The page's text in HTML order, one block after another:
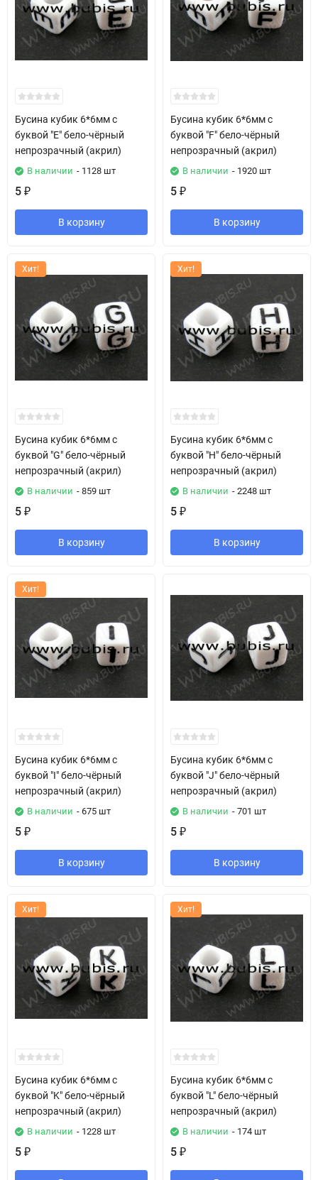
Бусина кубик 6*6мм с
буквой "E" бело-чёрный
непрозрачный (акрил)
В наличии - 1128 шт
5 ₽
В корзину
Бусина кубик 6*6мм с
буквой "F" бело-чёрный
непрозрачный (акрил)
В наличии - 1920 шт
5 ₽
В корзину
Хит!
Бусина кубик 6*6мм с
буквой "G" бело-чёрный
непрозрачный (акрил)
В наличии - 859 шт
5 ₽
В корзину
Хит!
Бусина кубик 6*6мм с
буквой "H" бело-чёрный
непрозрачный (акрил)
В наличии - 2248 шт
5 ₽
В корзину
Хит!
Бусина кубик 6*6мм с
буквой "I" бело-чёрный
непрозрачный (акрил)
В наличии - 675 шт
5 ₽
В корзину
Бусина кубик 6*6мм с
буквой "J" бело-чёрный
непрозрачный (акрил)
В наличии - 701 шт
5 ₽
В корзину
Хит!
Бусина кубик 6*6мм с
буквой "K" бело-чёрный
непрозрачный (акрил)
В наличии - 1228 шт
5 ₽
Хит!
Бусина кубик 6*6мм с
буквой "L" бело-чёрный
непрозрачный (акрил)
В наличии - 174 шт
5 ₽